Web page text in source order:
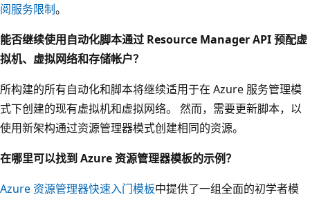
阅服务限制。
能否继续使用自动化脚本通过 Resource Manager API 预配虚
拟机、虚拟网络和存储帐户？
所构建的所有自动化和脚本将继续适用于在 Azure 服务管理模
式下创建的现有虚拟机和虚拟网络。 然而，需要更新脚本，以
使用新架构通过资源管理器模式创建相同的资源。
在哪里可以找到 Azure 资源管理器模板的示例？
Azure 资源管理器快速入门模板中提供了一组全面的初学者模